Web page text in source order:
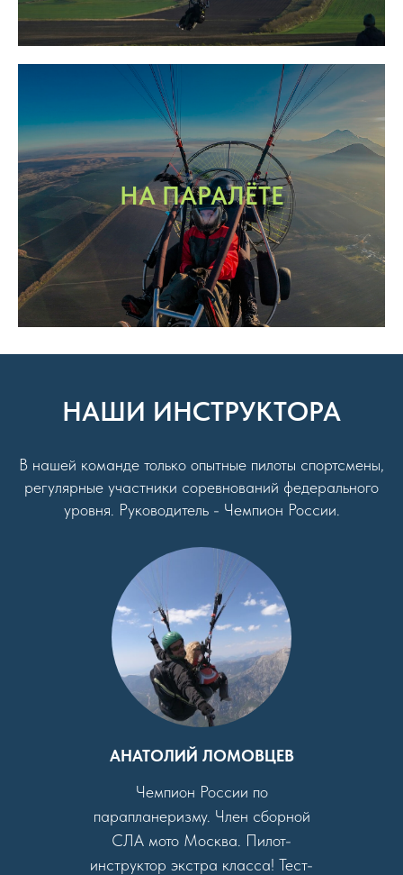
НА ПАРАЛЁТЕ
НАШИ ИНСТРУКТОРА
В нашей команде только опытные пилоты спортсмены,
регулярные участники соревнований федерального
уровня. Руководитель - Чемпион России.
АНАТОЛИЙ ЛОМОВЦЕВ
Чемпион России по
парапланеризму. Член сборной
СЛА мото Москва. Пилот-
инструктор экстра класса! Тест-